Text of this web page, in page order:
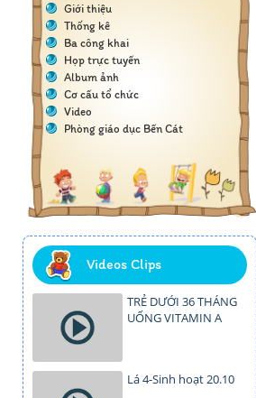
Giới thiệu
Thống kê
Ba công khai
Họp trực tuyến
Album ảnh
Cơ cấu tổ chức
Video
Phòng giáo dục Bến Cát
Videos Clips
TRẺ DƯỚI 36 THÁNG
UỐNG VITAMIN A
Lá 4-Sinh hoạt 20.10